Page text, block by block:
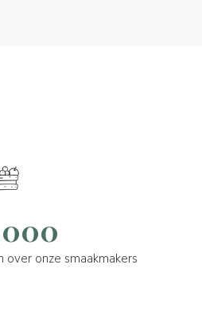
over onze smaakmakers